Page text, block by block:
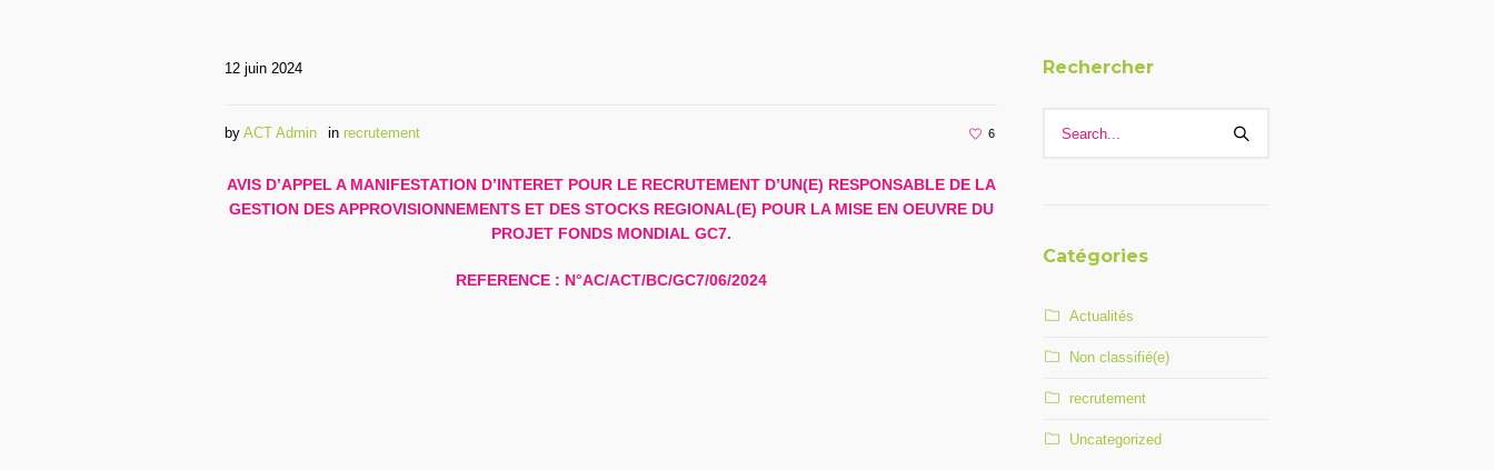
12 juin 2024
by ACT Admin in recrutement 6
AVIS D’APPEL A MANIFESTATION D’INTERET POUR LE RECRUTEMENT D’UN(E) RESPONSABLE DE LA
GESTION DES APPROVISIONNEMENTS ET DES STOCKS REGIONAL(E) POUR LA MISE EN OEUVRE DU
PROJET FONDS MONDIAL GC7.
REFERENCE : N°AC/ACT/BC/GC7/06/2024
Rechercher
Catégories
Actualités
Non classifié(e)
recrutement
Uncategorized